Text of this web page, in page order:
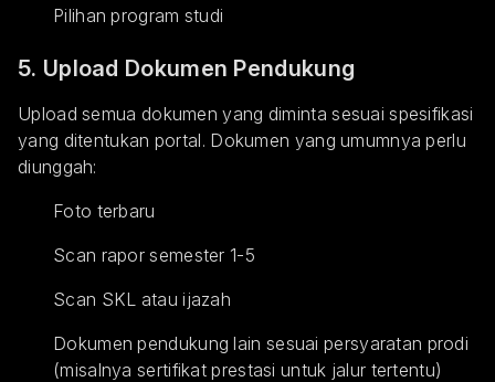
Pilihan program studi
5. Upload Dokumen Pendukung
Upload semua dokumen yang diminta sesuai spesifikasi
yang ditentukan portal. Dokumen yang umumnya perlu
diunggah:
Foto terbaru
Scan rapor semester 1-5
Scan SKL atau ijazah
Dokumen pendukung lain sesuai persyaratan prodi
(misalnya sertifikat prestasi untuk jalur tertentu)